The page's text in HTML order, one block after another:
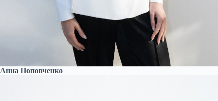
Анна Поповченко